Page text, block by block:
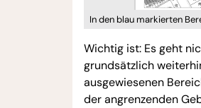
In den blau markierten
Wichtig ist: Es geht
grundsätzlich
ausgewiesenen
der angrenzenden